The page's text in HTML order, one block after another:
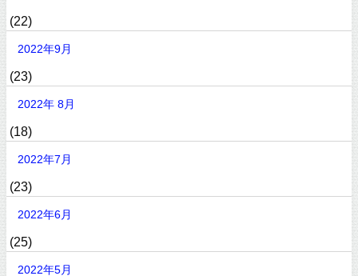
(22)
2022年9月
(23)
2022年 8月
(18)
2022年7月
(23)
2022年6月
(25)
2022年5月